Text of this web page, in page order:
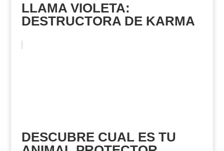
LLAMA VIOLETA:
DESTRUCTORA DE KARMA
DESCUBRE CUAL ES TU